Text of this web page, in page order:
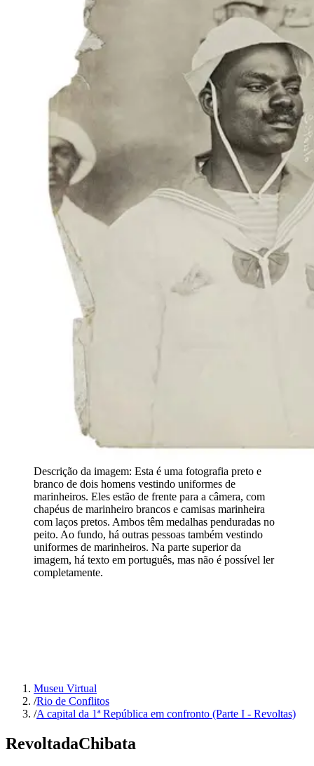
Descrição da imagem: Esta é uma fotografia preto e
branco de dois homens vestindo uniformes de
marinheiros. Eles estão de frente para a câmera, com
chapéus de marinheiro brancos e camisas marinheira
com laços pretos. Ambos têm medalhas penduradas no
peito. Ao fundo, há outras pessoas também vestindo
uniformes de marinheiros. Na parte superior da
imagem, há texto em português, mas não é possível ler
completamente.
Museu Virtual
/Rio de Conflitos
/A capital da 1ª República em confronto (Parte I - Revoltas)
RevoltadaChibata